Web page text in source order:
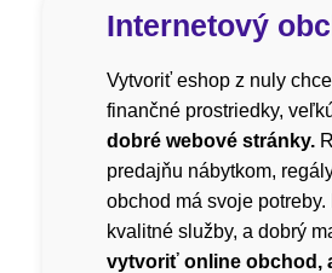
Internetový
Vytvoriť eshop z nuly
finančné prostriedky,
dobré webové stránky.
predajňu nábytkom,
obchod má svoje
kvalitné služby, a dobrý
vytvoriť online obchod,